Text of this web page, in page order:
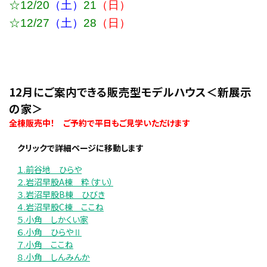
☆12/20 （土） 21 （日）
☆12/27 （土） 28 （日）
12月にご案内できる販売型モデルハウス＜新展示
の家＞
全棟販売中！ ご予約で平日もご見学いただけます
クリックで詳細ページに移動します
１.前谷地 ひらや
２.岩沼早股A棟 粋（すい）
３.岩沼早股B棟 ひびき
４.岩沼早股C棟 ここね
５.小角 しかくい家
６.小角 ひらやⅡ
７.小角 ここね
８.小角 しんみんか